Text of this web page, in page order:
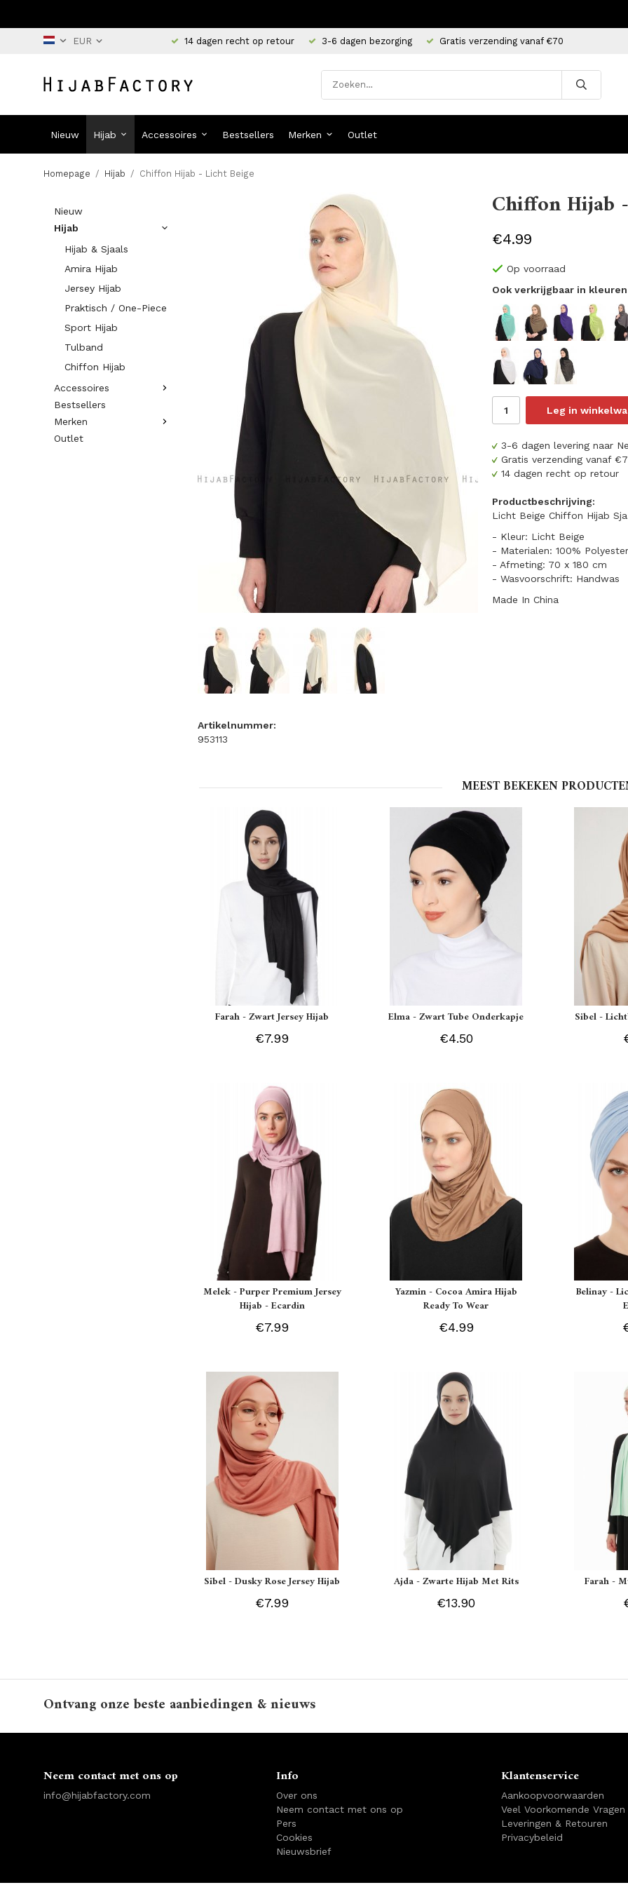
14 dagen recht op retour 3-6 dagen bezorging Gratis verzending vanaf €70
Nieuw Hijab Accessoires Bestsellers Merken Outlet
Homepage / Hijab / Chiffon Hijab - Licht Beige
Nieuw
Hijab
Hijab & Sjaals
Amira Hijab
Jersey Hijab
Praktisch / One-Piece
Sport Hijab
Tulband
Chiffon Hijab
Accessoires
Bestsellers
Merken
Outlet
Chiffon Hijab
€4.99
Op voorraad
Ook verkrijgbaar in kleuren
Leg in
3-6 dagen levering naar
Gratis verzending vanaf
14 dagen recht op retour
Productbeschrijving:
Licht Beige Chiffon Hijab
- Kleur: Licht Beige
- Materialen: 100% Polyester
- Afmeting: 70 x 180 cm
- Wasvoorschrift: Handwas
Made In China
Artikelnummer:
953113
MEEST BEKEKEN
Farah - Zwart Jersey Hijab
€7.99
Elma - Zwart Tube Onderkapje
€4.50
Sibel -
Melek - Purper Premium Jersey
Hijab - Ecardin
€7.99
Yazmin - Cocoa Amira Hijab
Ready To Wear
€4.99
Belinay -
Sibel - Dusky Rose Jersey Hijab
€7.99
Ajda - Zwarte Hijab Met Rits
€13.90
Farah -
Ontvang onze beste aanbiedingen & nieuws
Neem contact met ons op
info@hijabfactory.com
Info
Over ons
Neem contact met ons op
Pers
Cookies
Nieuwsbrief
Klantenservice
Aankoopvoorwaarden
Veel Voorkomende Vragen
Leveringen & Retouren
Privacybeleid